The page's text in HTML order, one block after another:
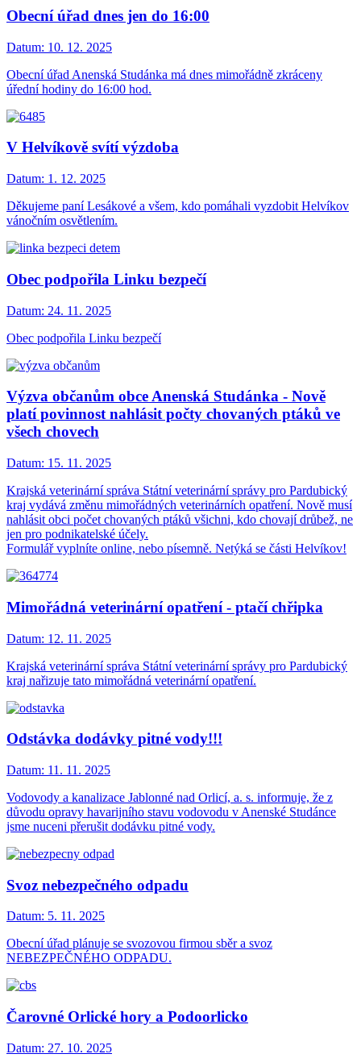
Obecní úřad dnes jen do 16:00
Datum: 10. 12. 2025
Obecní úřad Anenská Studánka má dnes mimořádně zkráceny
úřední hodiny do 16:00 hod.
V Helvíkově svítí výzdoba
Datum: 1. 12. 2025
Děkujeme paní Lesákové a všem, kdo pomáhali vyzdobit Helvíkov
vánočním osvětlením.
Obec podpořila Linku bezpečí
Datum: 24. 11. 2025
Obec podpořila Linku bezpečí
Výzva občanům obce Anenská Studánka - Nově
platí povinnost nahlásit počty chovaných ptáků ve
všech chovech
Datum: 15. 11. 2025
Krajská veterinární správa Státní veterinární správy pro Pardubický
kraj vydává změnu mimořádných veterinárních opatření. Nově musí
nahlásit obci počet chovaných ptáků všichni, kdo chovají drůbež, ne
jen pro podnikatelské účely.
Formulář vyplníte online, nebo písemně. Netýká se části Helvíkov!
Mimořádná veterinární opatření - ptačí chřipka
Datum: 12. 11. 2025
Krajská veterinární správa Státní veterinární správy pro Pardubický
kraj nařizuje tato mimořádná veterinární opatření.
Odstávka dodávky pitné vody!!!
Datum: 11. 11. 2025
Vodovody a kanalizace Jablonné nad Orlicí, a. s. informuje, že z
důvodu opravy havarijního stavu vodovodu v Anenské Studánce
jsme nuceni přerušit dodávku pitné vody.
Svoz nebezpečného odpadu
Datum: 5. 11. 2025
Obecní úřad plánuje se svozovou firmou sběr a svoz
NEBEZPEČNÉHO ODPADU.
Čarovné Orlické hory a Podoorlicko
Datum: 27. 10. 2025